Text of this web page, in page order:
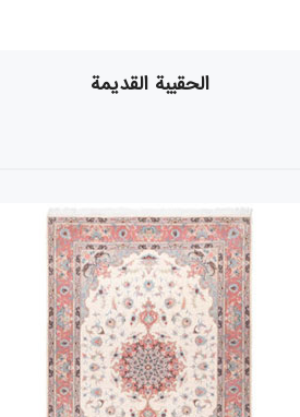
الحقيبة القديمة